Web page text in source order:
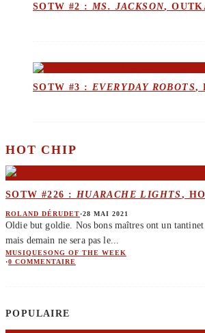
SOTW #2 : MS. JACKSON,
SOTW #3 : EVERYDAY ROBOTS,
HOT CHIP
SOTW #226 : HUARACHE LIGHTS,
ROLAND DÉRUDET·28 MAI 2021
Oldie but goldie. Nos bons maîtres ont un tantinet
mais demain ne sera pas le...
MUSIQUESONG OF THE WEEK
·0 COMMENTAIRE
POPULAIRE